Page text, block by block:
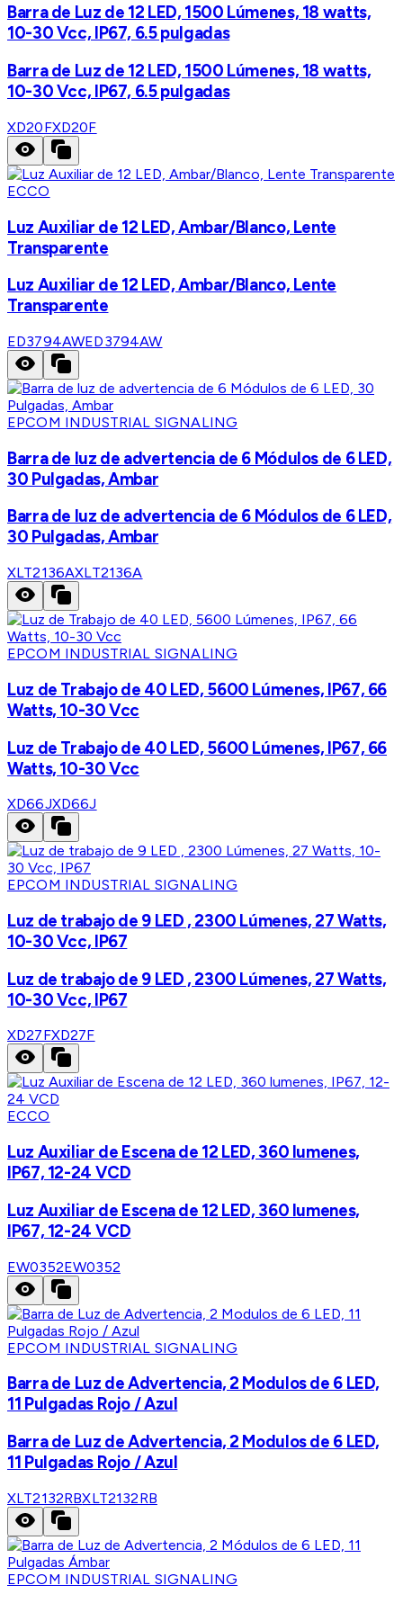
Barra de Luz de 12 LED, 1500 Lúmenes, 18 watts,
10-30 Vcc, IP67, 6.5 pulgadas
Barra de Luz de 12 LED, 1500 Lúmenes, 18 watts,
10-30 Vcc, IP67, 6.5 pulgadas
XD20FXD20F
ECCO
Luz Auxiliar de 12 LED, Ambar/Blanco, Lente
Transparente
Luz Auxiliar de 12 LED, Ambar/Blanco, Lente
Transparente
ED3794AWED3794AW
EPCOM INDUSTRIAL SIGNALING
Barra de luz de advertencia de 6 Módulos de 6 LED,
30 Pulgadas, Ambar
Barra de luz de advertencia de 6 Módulos de 6 LED,
30 Pulgadas, Ambar
XLT2136AXLT2136A
EPCOM INDUSTRIAL SIGNALING
Luz de Trabajo de 40 LED, 5600 Lúmenes, IP67, 66
Watts, 10-30 Vcc
Luz de Trabajo de 40 LED, 5600 Lúmenes, IP67, 66
Watts, 10-30 Vcc
XD66JXD66J
EPCOM INDUSTRIAL SIGNALING
Luz de trabajo de 9 LED , 2300 Lúmenes, 27 Watts,
10-30 Vcc, IP67
Luz de trabajo de 9 LED , 2300 Lúmenes, 27 Watts,
10-30 Vcc, IP67
XD27FXD27F
ECCO
Luz Auxiliar de Escena de 12 LED, 360 lumenes,
IP67, 12-24 VCD
Luz Auxiliar de Escena de 12 LED, 360 lumenes,
IP67, 12-24 VCD
EW0352EW0352
EPCOM INDUSTRIAL SIGNALING
Barra de Luz de Advertencia, 2 Modulos de 6 LED,
11 Pulgadas Rojo / Azul
Barra de Luz de Advertencia, 2 Modulos de 6 LED,
11 Pulgadas Rojo / Azul
XLT2132RBXLT2132RB
EPCOM INDUSTRIAL SIGNALING